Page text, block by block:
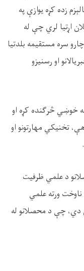
زده کړه یوازې په
اړتیا لري چې له
سره مستقیمه بلدتیا
او رسنیزو
خوښي څرګنده کړه او
تخنیکي مهارتونو او
.
د علمي ظرفیت
ناوخت ورته علمي
دي، چې د محصلانو له